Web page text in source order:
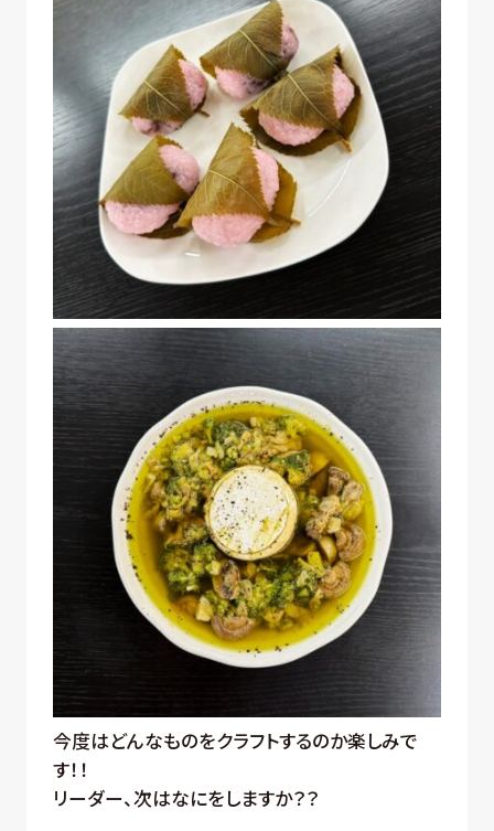
今度はどんなものをクラフトするのか楽しみで
す！！
リーダー、次はなにをしますか？？